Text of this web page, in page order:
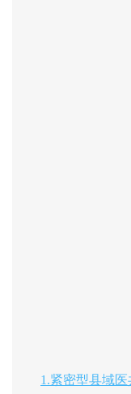
1.紧密型县域